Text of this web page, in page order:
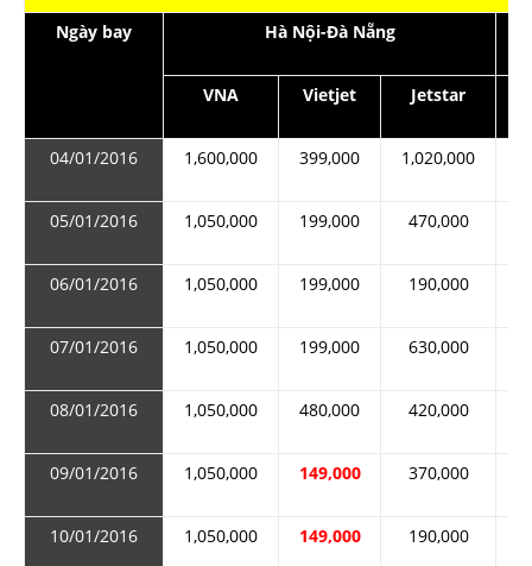
Ngày bay Hà Nội-Đà Nẵng
VNA Vietjet Jetstar
04/01/2016 1,600,000 399,000 1,020,000
05/01/2016 1,050,000 199,000 470,000
06/01/2016 1,050,000 199,000 190,000
07/01/2016 1,050,000 199,000 630,000
08/01/2016 1,050,000 480,000 420,000
09/01/2016 1,050,000 149,000 370,000
10/01/2016 1,050,000 149,000 190,000